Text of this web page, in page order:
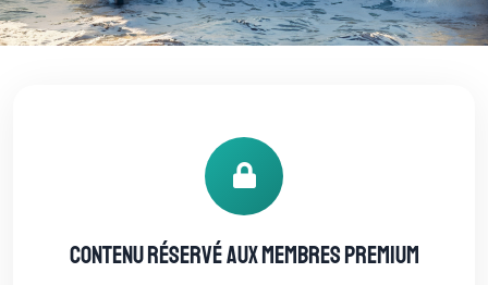
Contenu réservé aux membres Premium